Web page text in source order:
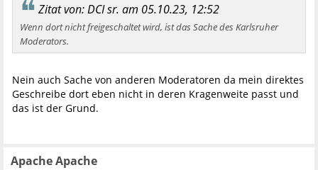
Zitat von: DCI sr. am 05.10.23, 12:52
Wenn dort nicht freigeschaltet wird, ist das Sache des Karlsruher
Moderators.
Nein auch Sache von anderen Moderatoren da mein direktes
Geschreibe dort eben nicht in deren Kragenweite passt und
das ist der Grund.
Apache Apache